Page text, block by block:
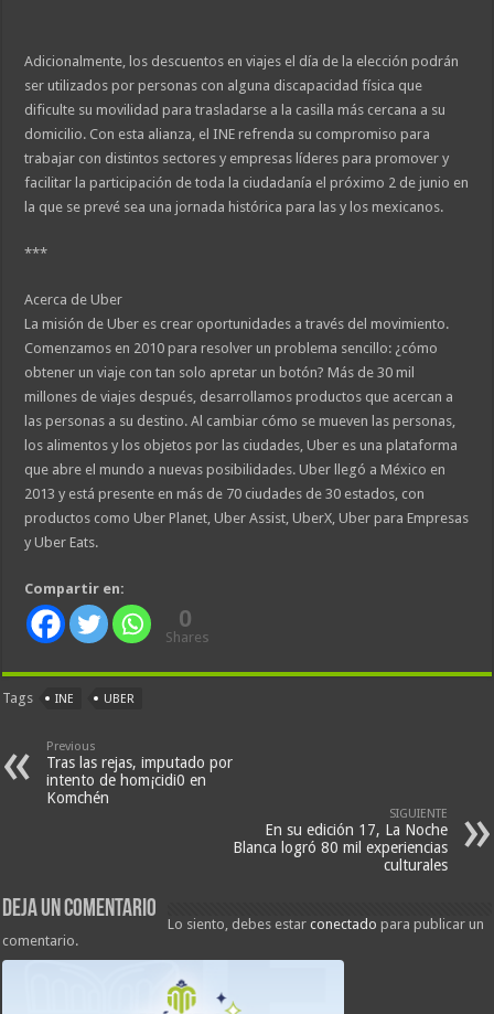
Adicionalmente, los descuentos en viajes el día de la elección podrán
ser utilizados por personas con alguna discapacidad física que
dificulte su movilidad para trasladarse a la casilla más cercana a su
domicilio. Con esta alianza, el INE refrenda su compromiso para
trabajar con distintos sectores y empresas líderes para promover y
facilitar la participación de toda la ciudadanía el próximo 2 de junio en
la que se prevé sea una jornada histórica para las y los mexicanos.
***
Acerca de Uber
La misión de Uber es crear oportunidades a través del movimiento.
Comenzamos en 2010 para resolver un problema sencillo: ¿cómo
obtener un viaje con tan solo apretar un botón? Más de 30 mil
millones de viajes después, desarrollamos productos que acercan a
las personas a su destino. Al cambiar cómo se mueven las personas,
los alimentos y los objetos por las ciudades, Uber es una plataforma
que abre el mundo a nuevas posibilidades. Uber llegó a México en
2013 y está presente en más de 70 ciudades de 30 estados, con
productos como Uber Planet, Uber Assist, UberX, Uber para Empresas
y Uber Eats.
Compartir en:
0
Shares
Tags INE UBER
Previous
Tras las rejas, imputado por
intento de hom¡cidi0 en
Komchén
SIGUIENTE
En su edición 17, La Noche
Blanca logró 80 mil experiencias
culturales
Deja un comentario
Lo siento, debes estarconectado para publicar un
comentario.